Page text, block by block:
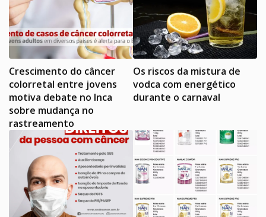
Crescimento do câncer
colorretal entre jovens
motiva debate no Inca
sobre mudança no
rastreamento
Os riscos da mistura de
vodca com energético
durante o carnaval